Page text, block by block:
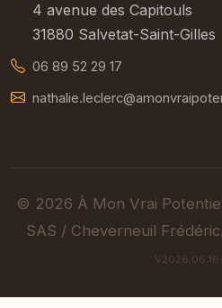
4 avenue des Capitouls
31880 Salvetat-Saint-Gilles
06 89 52 29 17
© 2026 À Mon Vrai
SAS / Cheverneuil